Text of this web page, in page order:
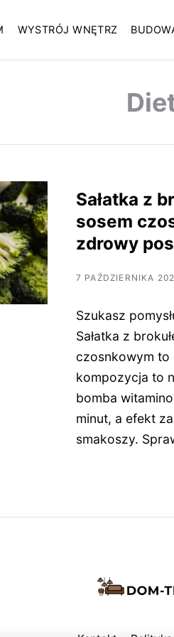
WYSTRÓJ WNĘTRZ
Sałatka z
sosem
zdrowy
7 PAŹDZIERNIKA
Szukasz
Sałatka z
czosnkowym to
kompozycja to
bomba
minut, a efekt
smakoszy.